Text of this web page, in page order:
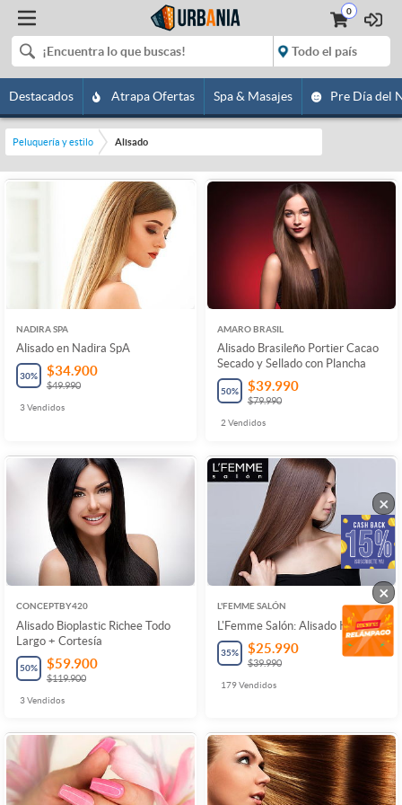
0
Destacados Atrapa Ofertas Spa & Masajes Pre Día del
Peluquería y estilo Alisado
NADIRA SPA
Alisado en Nadira SpA
30% $34.900
$49.990
3Vendidos
AMARO BRASIL
Alisado Brasileño Portier Cacao
Secado y Sellado con Plancha
50% $39.990
$79.990
2 Vendidos
CONCEPTBY420
Alisado Bioplastic Richee Todo
Largo + Cortesía
50% $59.900
$119.900
3Vendidos
L'FEMME SALÓN
L'Femme Salón: Alisado Keratina
35% $25.990
$39.990
179Vendidos
×
×